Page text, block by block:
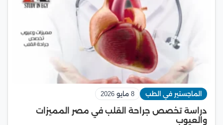
الماجستير في الطب 8 مايو 2026
دراسة تخصص جراحة القلب في مصر المميزات
والعيوب